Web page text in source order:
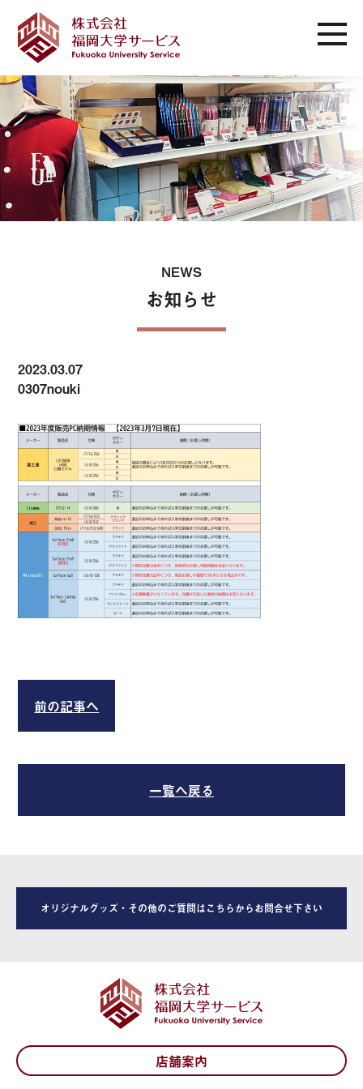
NEWS
お知らせ
2023.03.07
0307nouki
前の記事へ
一覧へ戻る
オリジナルグッズ・その他のご質問はこちらからお問合せ下さい
店舗案内